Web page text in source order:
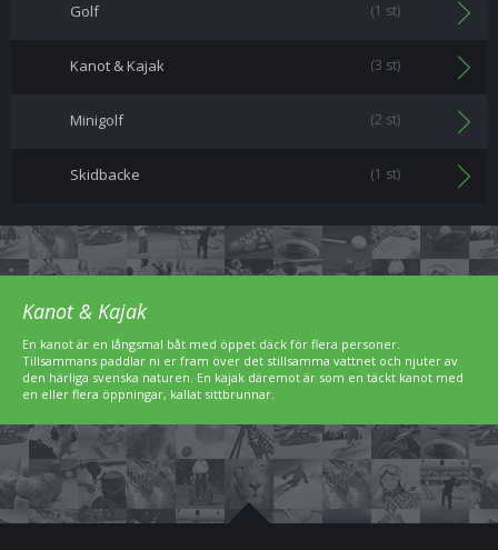
Golf (1 st)
Kanot & Kajak (3 st)
Minigolf (2 st)
Skidbacke (1 st)
Kanot & Kajak
En kanot är en långsmal båt med öppet däck för flera personer.
Tillsammans paddlar ni er fram över det stillsamma vattnet och njuter av
den härliga svenska naturen. En kajak däremot är som en täckt kanot med
en eller flera öppningar, kallat sittbrunnar.